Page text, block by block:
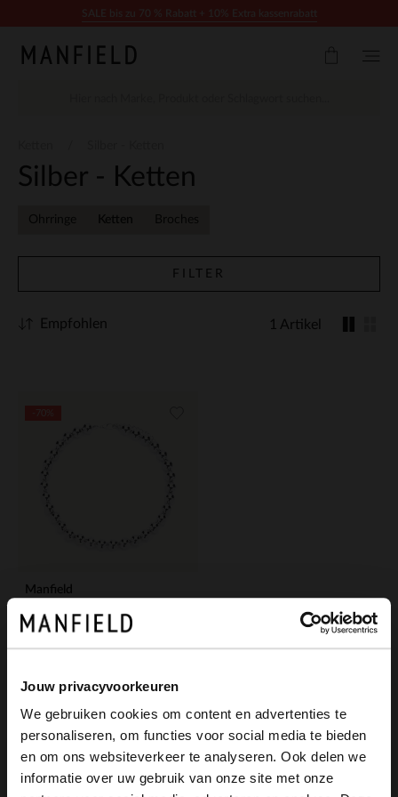
Jouw privacyvoorkeuren
We gebruiken cookies om content en advertenties te
personaliseren, om functies voor social media te bieden
en om ons websiteverkeer te analyseren. Ook delen we
informatie over uw gebruik van onze site met onze
Silber - Ketten
Ohrringe Ketten Broches
FILTER
1 Artikel
Empfohlen
Manfield
4.50
×
View this website in English?